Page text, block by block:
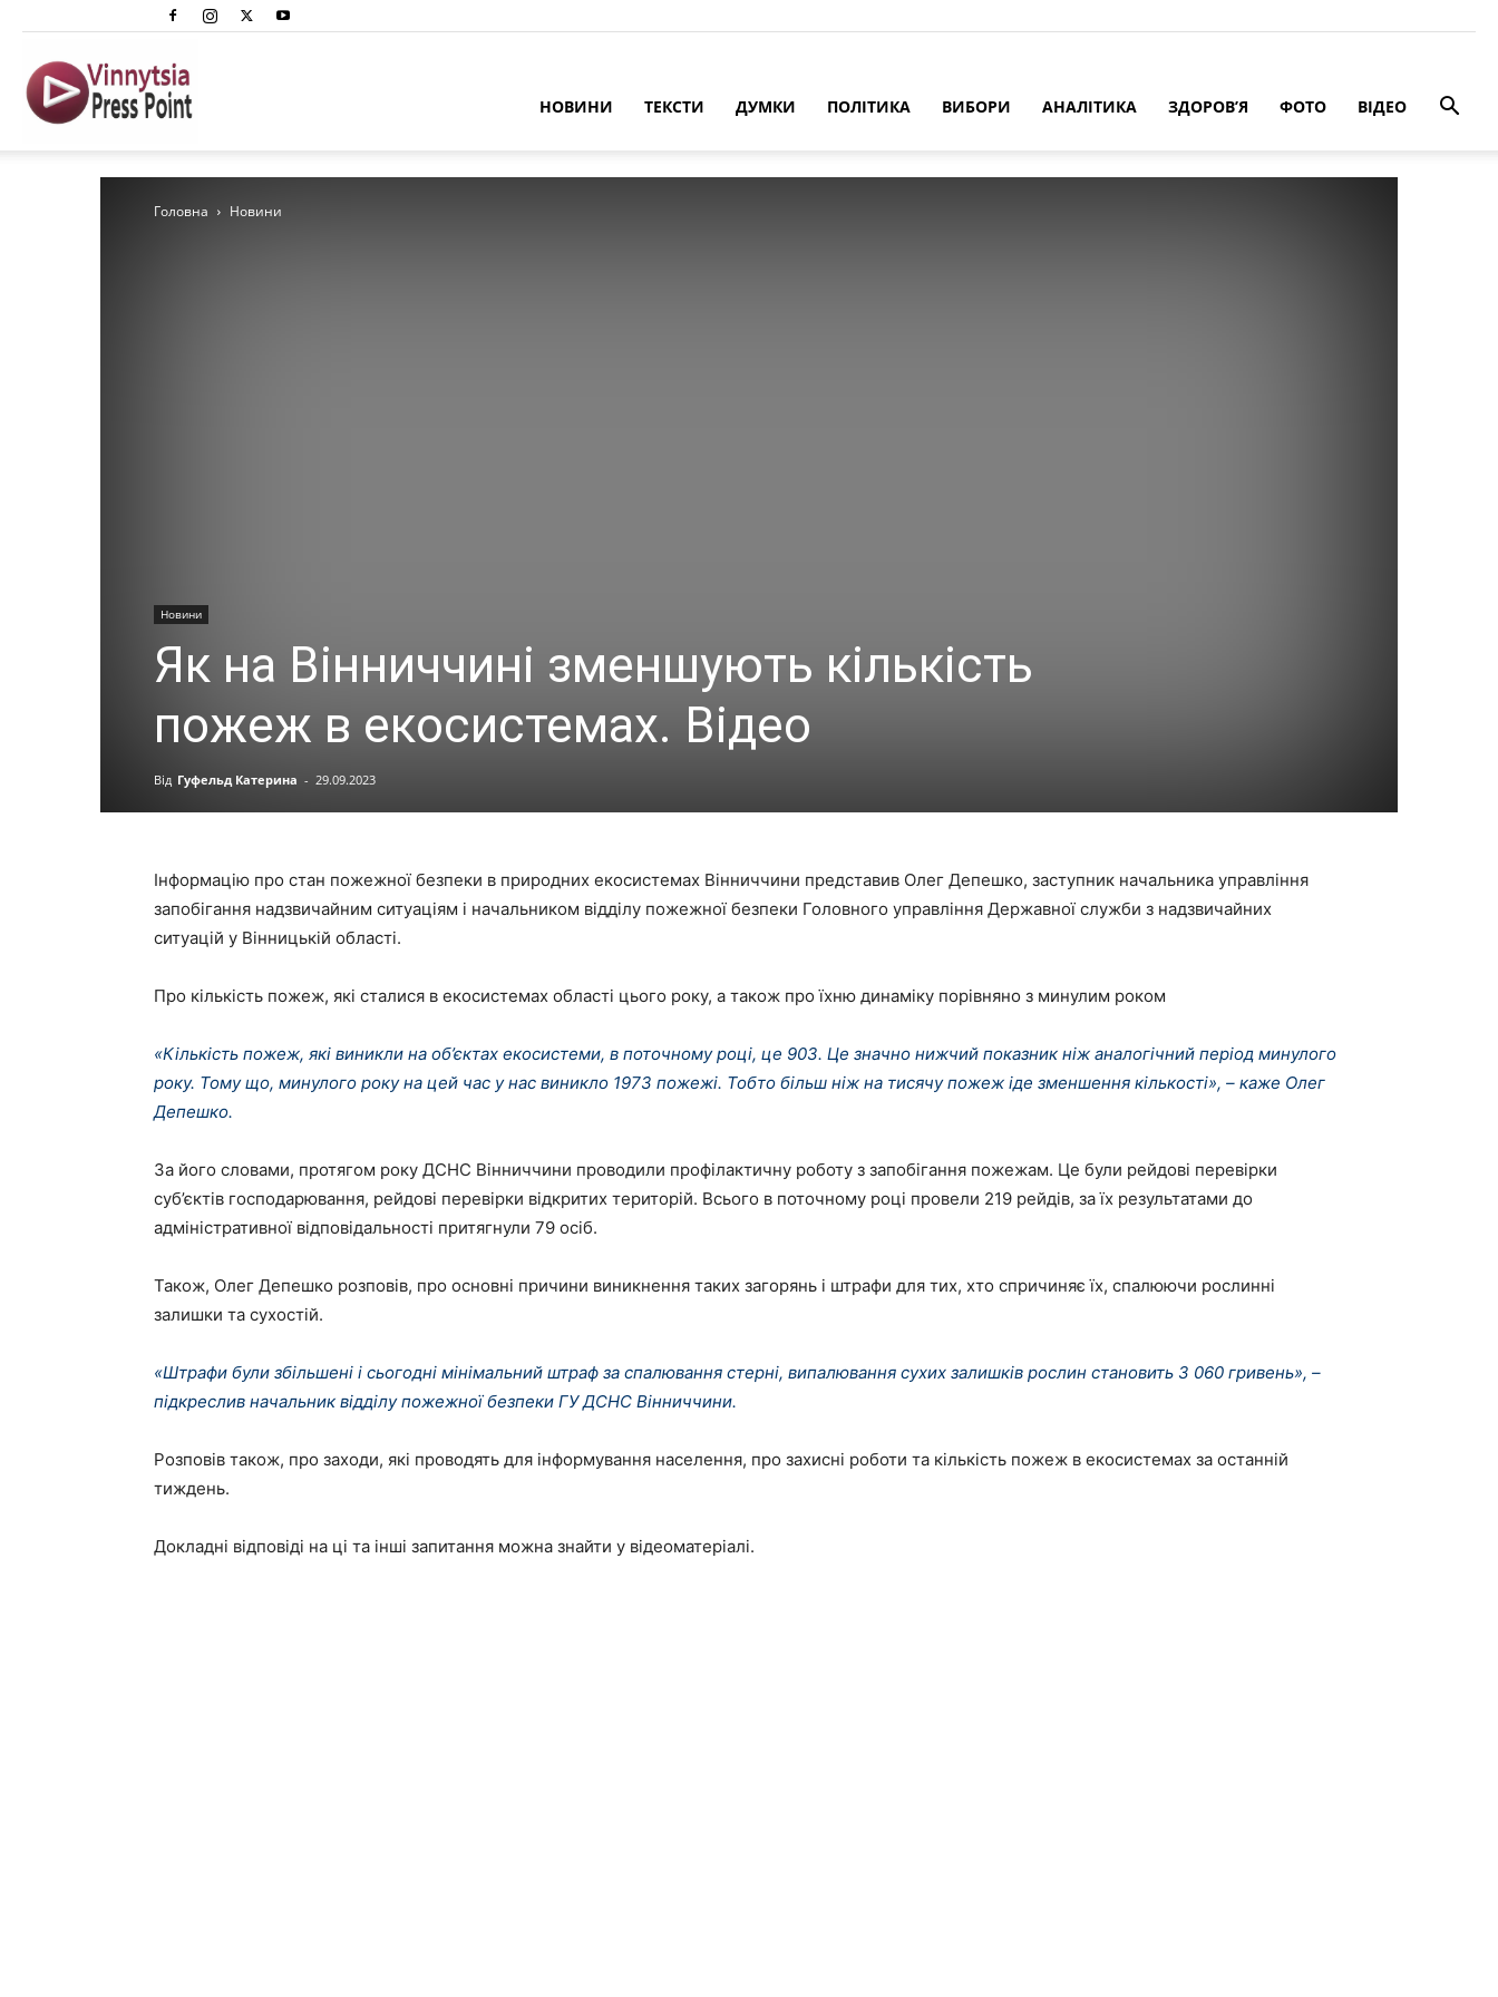
Преспоінт
НОВИНИ ТЕКСТИ ДУМКИ ПОЛІТИКА ВИБОРИ АНАЛІТИКА ЗДОРОВ’Я ФОТО ВІДЕО
Головна Новини
Новини
Як на Вінниччині зменшують кількість
пожеж в екосистемах. Відео
Від Гуфельд Катерина - 29.09.2023
Інформацію про стан пожежної безпеки в природних екосистемах Вінниччини представив Олег Депешко, заступник начальника управління
запобігання надзвичайним ситуаціям і начальником відділу пожежної безпеки Головного управління Державної служби з надзвичайних
ситуацій у Вінницькій області.
Про кількість пожеж, які сталися в екосистемах області цього року, а також про їхню динаміку порівняно з минулим роком
«Кількість пожеж, які виникли на об’єктах екосистеми, в поточному році, це 903. Це значно нижчий показник ніж аналогічний період минулого
року. Тому що, минулого року на цей час у нас виникло 1973 пожежі. Тобто більш ніж на тисячу пожеж іде зменшення кількості», – каже Олег
Депешко.
За його словами, протягом року ДСНС Вінниччини проводили профілактичну роботу з запобігання пожежам. Це були рейдові перевірки
суб’єктів господарювання, рейдові перевірки відкритих територій. Всього в поточному році провели 219 рейдів, за їх результатами до
адміністративної відповідальності притягнули 79 осіб.
Також, Олег Депешко розповів, про основні причини виникнення таких загорянь і штрафи для тих, хто спричиняє їх, спалюючи рослинні
залишки та сухостій.
«Штрафи були збільшені і сьогодні мінімальний штраф за спалювання стерні, випалювання сухих залишків рослин становить 3 060 гривень», –
підкреслив начальник відділу пожежної безпеки ГУ ДСНС Вінниччини.
Розповів також, про заходи, які проводять для інформування населення, про захисні роботи та кількість пожеж в екосистемах за останній
тиждень.
Докладні відповіді на ці та інші запитання можна знайти у відеоматеріалі.